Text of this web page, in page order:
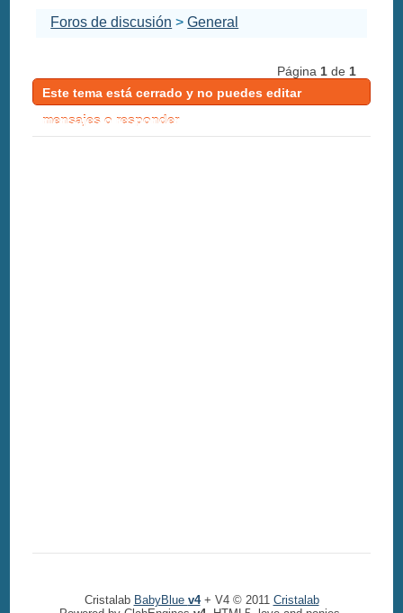
Foros de discusión >General
Página 1de 1
Este tema está cerrado y no puedes editar
mensajes o responder
Cristalab BabyBlue v4+ V4 © 2011 Cristalab